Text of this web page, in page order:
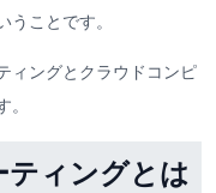
ことです。
ィングとクラウドコンピ
ィングとは